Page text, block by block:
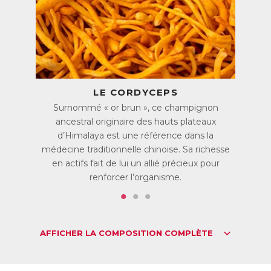
action est principalement attribuée à sa richesse en
composés bioactifs, notamment la cordycépine et
l'adénosine. Ces composés jouent un rôle crucial dans la
production d'énergie cellulaire, favorisant ainsi
l'optimisation des performances physiques. C'est pourquoi,
ce champignon suscite un intérêt croissant chez les sportifs
en quête d'une amélioration de leurs performances.
Le Cordyceps est également riche en bêta-glucanes. Ces
molécules de la famille des polysaccarides nourrissent les
bonnes bactéries du microbiote intestinal et soutiennent le
bon fonctionnement du système immunitaire.
Cordyceps, un champignon pour soutenir la
vitalité sexuelle
Le Cordyceps est traditionnellement utilisé comme tonique
sexuel. Des études ont suggéré qu’il pourrait favoriser
l’amélioration de la circulation sanguine et stimuler la
femme que chez l’homme et qu’il contribuerait à la fertilité
masculine en agissant sur la qualité du sperme. Ses
LE CORDYCEPS
Surnommé « or brun », ce champignon
ancestral originaire des hauts plateaux
d’Himalaya est une référence dans la
médecine traditionnelle chinoise. Sa richesse
en actifs fait de lui un allié précieux pour
renforcer l’organisme.
AFFICHER LA COMPOSITION COMPLÈTE